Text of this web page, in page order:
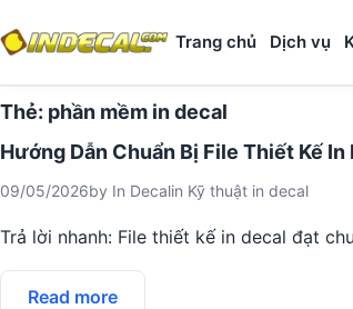
Trang chủ Dịch vụ
Thẻ: phần mềm in decal
Hướng Dẫn Chuẩn Bị File Thiết Kế
09/05/2026by In Decalin Kỹ thuật in decal
Trả lời nhanh: File thiết kế in decal đạt
Read more